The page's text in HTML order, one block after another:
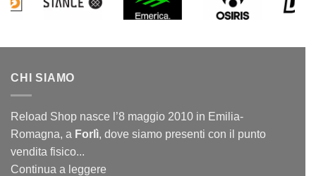
CHI SIAMO
Reload Shop nasce l’8 maggio 2010 in Emilia-
Romagna, a Forlì, dove siamo presenti con il punto
vendita fisico...
Continua a leggere